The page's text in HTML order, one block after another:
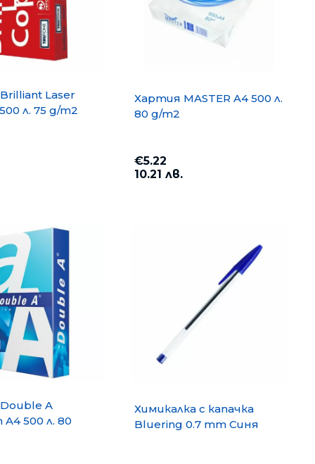
A4 500
Laser
л. 75 g/m2
Хартия MASTER A4 500 л.
80 g/m2
€5.22
10.21 лв.
A
500 л. 80
Химикалка с капачка
Bluering 0.7 mm Синя